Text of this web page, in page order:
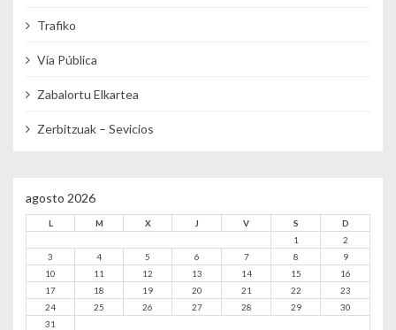
Trafiko
Vía Pública
Zabalortu Elkartea
Zerbitzuak – Sevicios
agosto 2026
L M X J V S
D
1
2
3
4 5 6 7 8
9
10
11 12 13 14 15
16
17
18 19 20 21 22
23
24
25 26 27 28 29
30
31